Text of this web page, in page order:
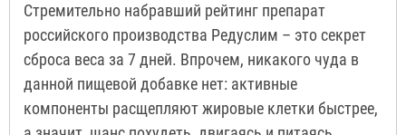
Стремительно набравший рейтинг препарат
российского производства Редуслим – это секрет
сброса веса за 7 дней. Впрочем, никакого чуда в
данной пищевой добавке нет: активные
компоненты расщепляют жировые клетки быстрее,